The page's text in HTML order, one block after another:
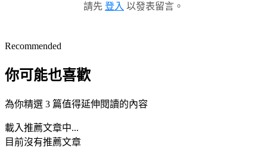
請先 登入 以發表留言。
Recommended
你可能也喜歡
為你精選 3 篇值得延伸閱讀的內容
載入推薦文章中...
目前沒有推薦文章